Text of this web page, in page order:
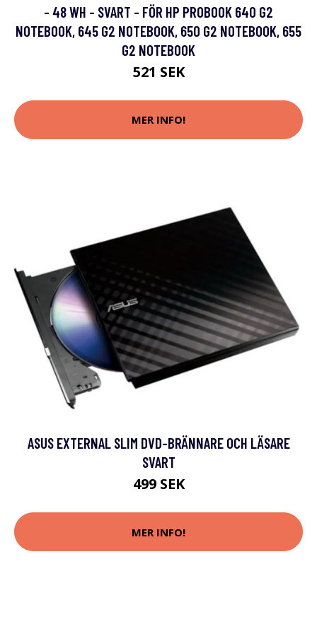
- 48 WH - SVART - FÖR HP PROBOOK 640 G2
NOTEBOOK, 645 G2 NOTEBOOK, 650 G2 NOTEBOOK, 655
G2 NOTEBOOK
521 SEK
MER INFO!
ASUS EXTERNAL SLIM DVD-BRÄNNARE OCH LÄSARE
SVART
499 SEK
MER INFO!